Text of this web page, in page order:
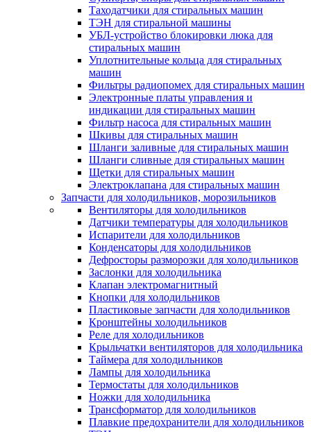
Таходатчики для стиральных машин
ТЭН для стиральной машины
УБЛ-устройство блокировки люка для
стиральных машин
Уплотнительные кольца для стиральных
машин
Фильтры радиопомех для стиральных машин
Электронные платы управления и
индикации для стиральных машин
Фильтр насоса для стиральных машин
Шкивы для стиральных машин
Шланги заливные для стиральных машин
Шланги сливные для стиральных машин
Щетки для стиральных машин
Электроклапана для стиральных машин
Запчасти для холодильников, морозильников
Вентиляторы для холодильников
Датчики температуры для холодильников
Испарители для холодильников
Конденсаторы для холодильников
Дефросторы разморозки для холодильников
Заслонки для холодильника
Клапан электромагнитный
Кнопки для холодильников
Пластиковые запчасти для холодильников
Кронштейны холодильников
Реле для холодильников
Крыльчатки вентиляторов для холодильника
Таймера для холодильников
Лампы для холодильника
Термостаты для холодильников
Ножки для холодильника
Трансформатор для холодильников
Плавкие предохранители для холодильников